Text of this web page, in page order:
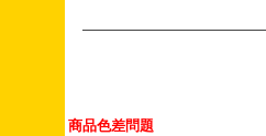
商品色差問題